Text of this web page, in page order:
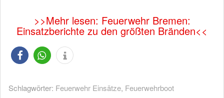
>>Mehr lesen: Feuerwehr Bremen:
Einsatzberichte zu den größten Bränden<<
Schlagwörter: Feuerwehr Einsätze, Feuerwehrboot